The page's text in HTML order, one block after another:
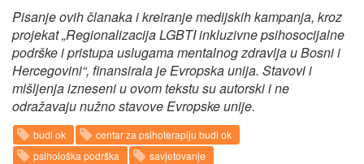
Pisanje ovih članaka i kreiranje medijskih kampanja, kroz
projekat „Regionalizacija LGBTI inkluzivne psihosocijalne
podrške i pristupa uslugama mentalnog zdravlja u Bosni i
Hercegovini“, finansirala je Evropska unija. Stavovi i
mišljenja izneseni u ovom tekstu su autorski i ne
odražavaju nužno stavove Evropske unije.
budi ok
centar za psihoterapiju budi ok
psihološka podrška
savjetovanje